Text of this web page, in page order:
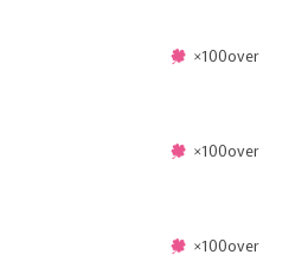
×100over
×100over
×100over